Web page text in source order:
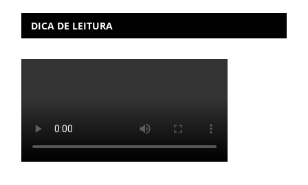
DICA DE LEITURA